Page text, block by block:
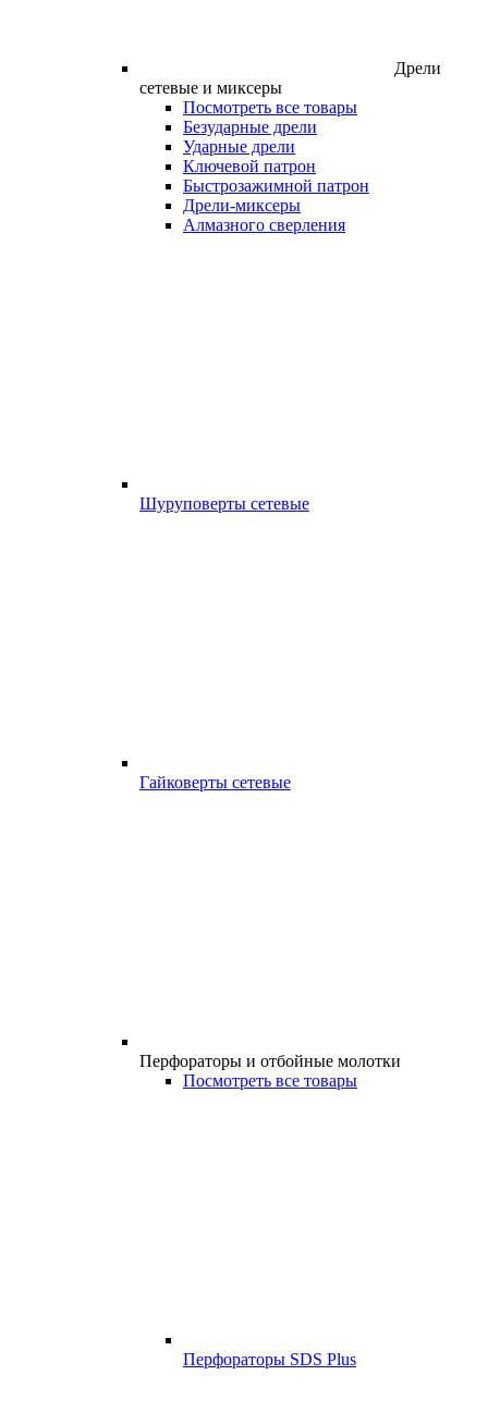
Дрели
сетевые и миксеры
Посмотреть все товары
Безударные дрели
Ударные дрели
Ключевой патрон
Быстрозажимной патрон
Дрели-миксеры
Алмазного сверления
Шуруповерты сетевые
Гайковерты сетевые
Перфораторы и отбойные молотки
Посмотреть все товары
Перфораторы SDS Plus